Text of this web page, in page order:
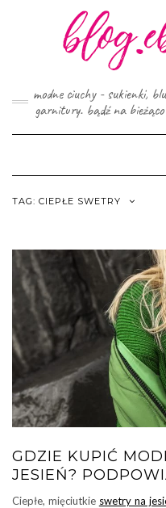
modne ciuchy - sukienki,
garnitury. bądź na
TAG: CIEPŁE SWETRY
GDZIE KUPIĆ
JESIEŃ?
Ciepłe, mięciutkie swetry na